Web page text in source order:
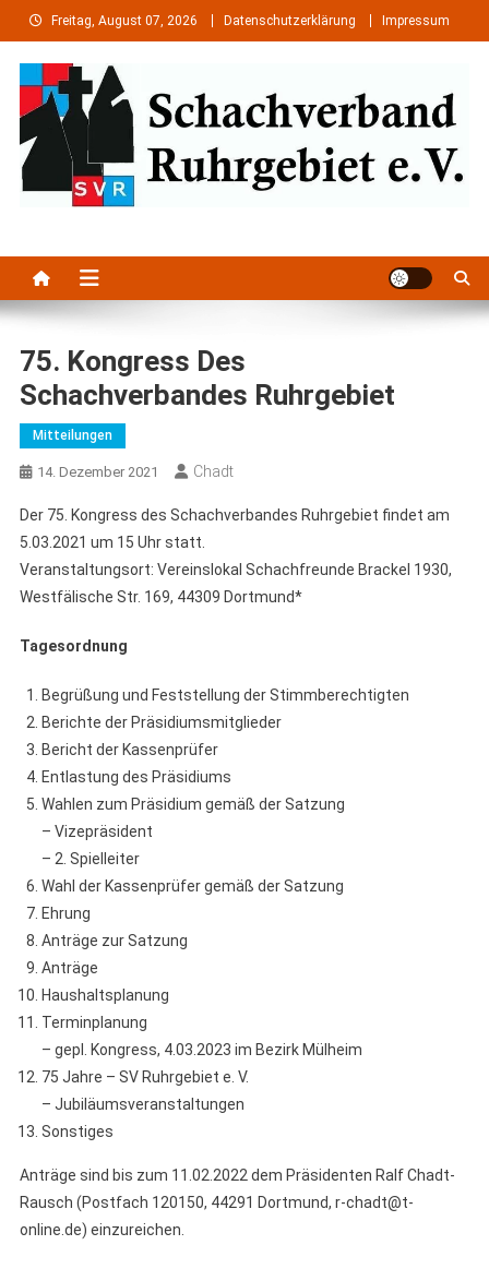
to
content
Freitag, August 07, 2026 Datenschutzerklärung Impressum
75. Kongress Des
Schachverbandes Ruhrgebiet
Mitteilungen
14. Dezember 2021 Chadt
Der 75. Kongress des Schachverbandes Ruhrgebiet findet am
5.03.2021 um 15 Uhr statt.
Veranstaltungsort: Vereinslokal Schachfreunde Brackel 1930,
Westfälische Str. 169, 44309 Dortmund*
Tagesordnung
Begrüßung und Feststellung der Stimmberechtigten
Berichte der Präsidiumsmitglieder
Bericht der Kassenprüfer
Entlastung des Präsidiums
Wahlen zum Präsidium gemäß der Satzung
– Vizepräsident
– 2. Spielleiter
Wahl der Kassenprüfer gemäß der Satzung
Ehrung
Anträge zur Satzung
Anträge
Haushaltsplanung
Terminplanung
– gepl. Kongress, 4.03.2023 im Bezirk Mülheim
75 Jahre – SV Ruhrgebiet e. V.
– Jubiläumsveranstaltungen
Sonstiges
Anträge sind bis zum 11.02.2022 dem Präsidenten Ralf Chadt-
Rausch (Postfach 120150, 44291 Dortmund, r-chadt@t-
online.de) einzureichen.